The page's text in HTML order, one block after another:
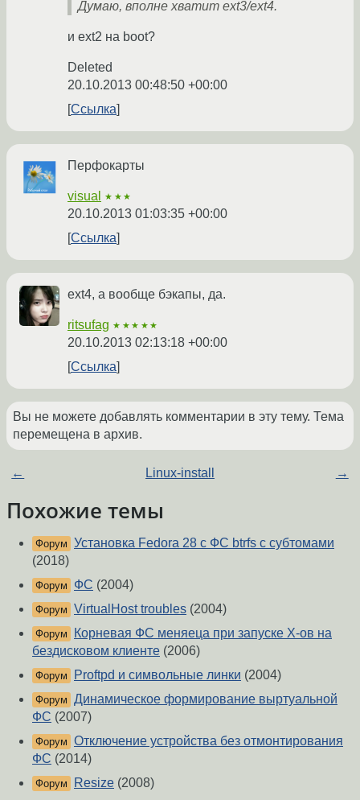
Думаю, вполне хватит ext3/ext4.
и ext2 на boot?
Deleted
20.10.2013 00:48:50 +00:00
Ссылка
Перфокарты
visual ★★★
20.10.2013 01:03:35 +00:00
Ссылка
ext4, а вообще бэкапы, да.
ritsufag ★★★★★
20.10.2013 02:13:18 +00:00
Ссылка
Вы не можете добавлять комментарии в эту тему. Тема
перемещена в архив.
← Linux-install →
Похожие темы
Форум Установка Fedora 28 с ФС btrfs с субтомами
(2018)
Форум ФС (2004)
Форум VirtualHost troubles (2004)
Форум
Корневая ФС меняеца при запуске Х-ов на
бездисковом клиенте (2006)
Форум Рroftpd и символьные линки (2004)
Форум Динамическое формирование выртуальной
ФС (2007)
Форум Отключение устройства без отмонтирования
ФС (2014)
Форум Resize (2008)